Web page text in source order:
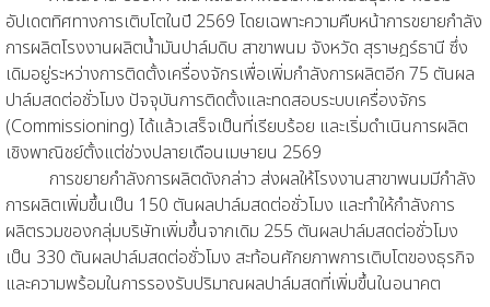
อัปเดตทิศทางการเติบโตในปี 2569 โดยเฉพาะความคืบหน้าการขยายกำลัง
การผลิตโรงงานผลิตน้ำมันปาล์มดิบ สาขาพนม จังหวัด สุราษฎร์ธานี ซึ่ง
เดิมอยู่ระหว่างการติดตั้งเครื่องจักรเพื่อเพิ่มกำลังการผลิตอีก 75 ตันผล
ปาล์มสดต่อชั่วโมง ปัจจุบันการติดตั้งและทดสอบระบบเครื่องจักร
(Commissioning) ได้แล้วเสร็จเป็นที่เรียบร้อย และเริ่มดำเนินการผลิต
เชิงพาณิชย์ตั้งแต่ช่วงปลายเดือนเมษายน 2569
การขยายกำลังการผลิตดังกล่าว ส่งผลให้โรงงานสาขาพนมมีกำลัง
การผลิตเพิ่มขึ้นเป็น 150 ตันผลปาล์มสดต่อชั่วโมง และทำให้กำลังการ
ผลิตรวมของกลุ่มบริษัทเพิ่มขึ้นจากเดิม 255 ตันผลปาล์มสดต่อชั่วโมง
เป็น 330 ตันผลปาล์มสดต่อชั่วโมง สะท้อนศักยภาพการเติบโตของธุรกิจ
และความพร้อมในการรองรับปริมาณผลปาล์มสดที่เพิ่มขึ้นในอนาคต